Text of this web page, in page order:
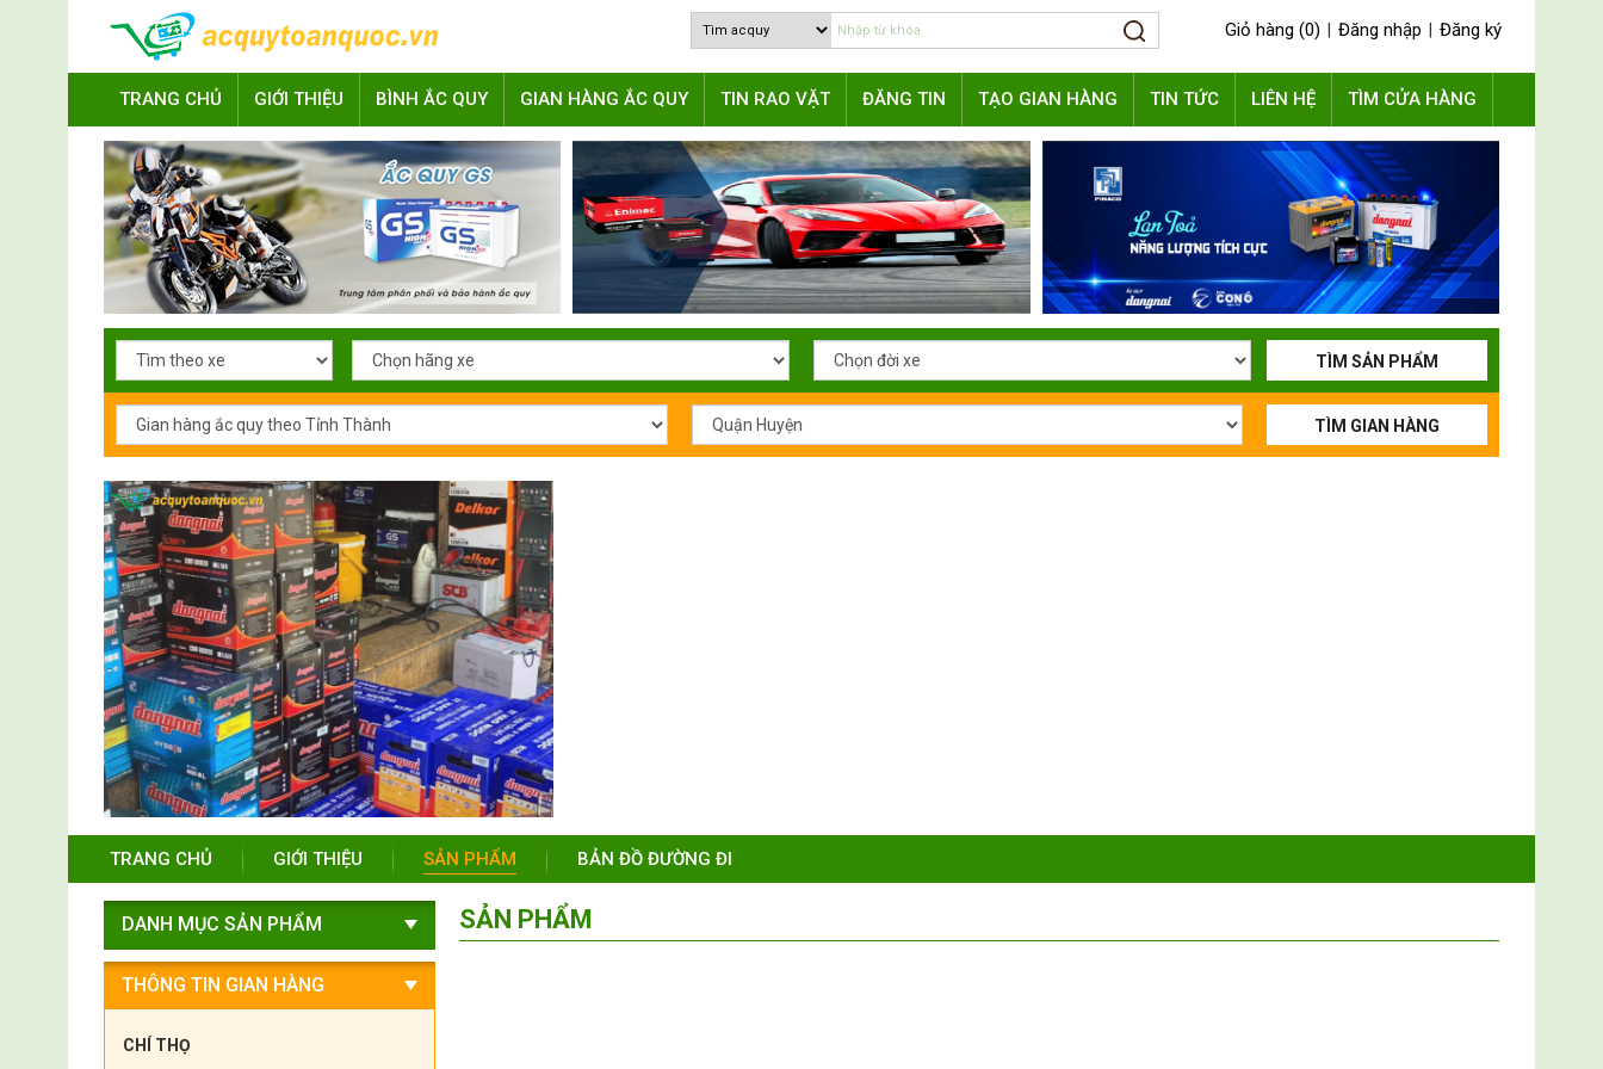
Giỏ hàng (0) Đăng nhập Đăng ký
TRANG CHỦ GIỚI THIỆU BÌNH ẮC QUY GIAN HÀNG ẮC QUY TIN RAO VẶT ĐĂNG TIN TẠO GIAN HÀNG TIN TỨC LIÊN HỆ TÌM CỬA HÀNG
TÌM SẢN PHẨM
TÌM GIAN HÀNG
TRANG CHỦ GIỚI THIỆU SẢN PHẨM BẢN ĐỒ ĐƯỜNG ĐI
DANH MỤC SẢN PHẨM
THÔNG TIN GIAN HÀNG
CHÍ THỌ
SẢN PHẨM